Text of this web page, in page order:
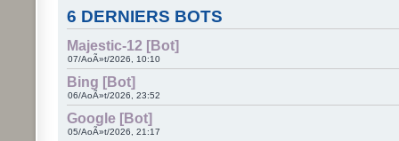
6 DERNIERS BOTS
Majestic-12 [Bot]
07/AoÃ»t/2026, 10:10
Bing [Bot]
06/AoÃ»t/2026, 23:52
Google [Bot]
05/AoÃ»t/2026, 21:17